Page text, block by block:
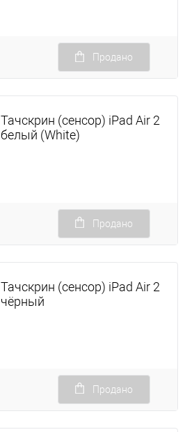
Продано
Тачскрин (сенсор) iPad Air 2
белый (White)
Продано
Тачскрин (сенсор) iPad Air 2
чёрный
Продано